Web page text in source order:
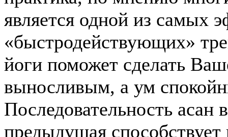
является одной из самых
«быстродействующих»
йоги поможет сделать
выносливым, а ум
Последовательность асан
предыдущая